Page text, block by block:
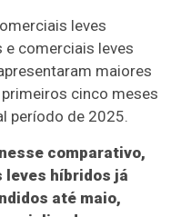
leves
e comerciais leves
maiores
cinco meses
período de 2025.
comparativo,
leves híbridos já
até maio,